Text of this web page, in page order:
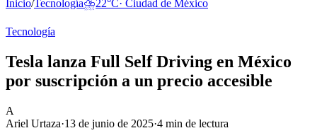
Inicio/Tecnología⛈️22°C· Ciudad de México
Tecnología
Tesla lanza Full Self Driving en México
por suscripción a un precio accesible
A
Ariel Urtaza·13 de junio de 2025·4 min de lectura